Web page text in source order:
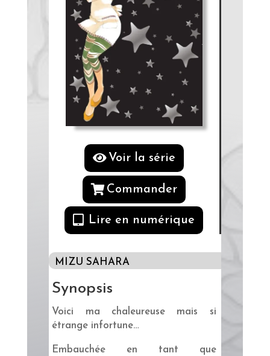
Voir la série
Commander
Lire en numérique
MIZU SAHARA
Synopsis
Voici ma chaleureuse mais si
étrange infortune…
Embauchée en tant que